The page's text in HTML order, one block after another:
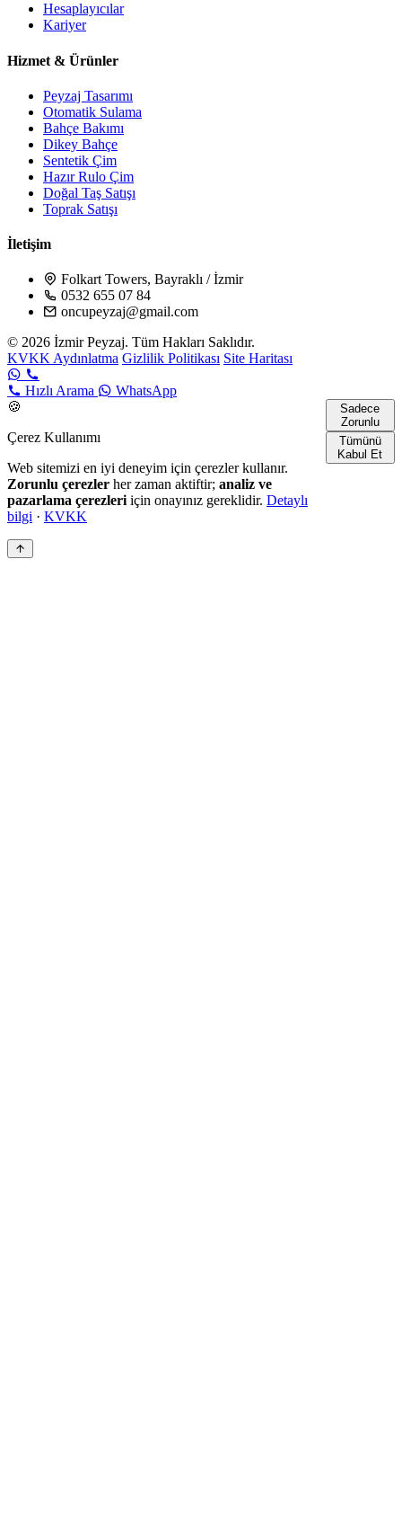
Hesaplayıcılar
Kariyer
Hizmet & Ürünler
Peyzaj Tasarımı
Otomatik Sulama
Bahçe Bakımı
Dikey Bahçe
Sentetik Çim
Hazır Rulo Çim
Doğal Taş Satışı
Toprak Satışı
İletişim
Folkart Towers, Bayraklı / İzmir
0532 655 07 84
oncupeyzaj@gmail.com
© 2026 İzmir Peyzaj. Tüm Hakları Saklıdır.
KVKK Aydınlatma Gizlilik Politikası Site Haritası
Hızlı Arama
WhatsApp
🍪
Çerez Kullanımı
Web sitemizi en iyi deneyim için çerezler kullanır.
Zorunlu çerezler her zaman aktiftir; analiz ve
pazarlama çerezleriiçin onayınız gereklidir. Detaylı
bilgi · KVKK
Sadece
Zorunlu
Tümünü
Kabul Et